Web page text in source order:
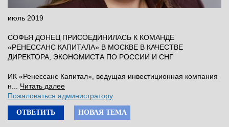
июль 2019
СОФЬЯ ДОНЕЦ ПРИСОЕДИНИЛАСЬ К КОМАНДЕ
«РЕНЕССАНС КАПИТАЛА» В МОСКВЕ В КАЧЕСТВЕ
ДИРЕКТОРА, ЭКОНОМИСТА ПО РОССИИ И СНГ
ИК «Ренессанс Капитал», ведущая инвестиционная компания
н... Читать далее
Пожаловаться администратору
ОТВЕТИТЬ НОВАЯ ТЕМА